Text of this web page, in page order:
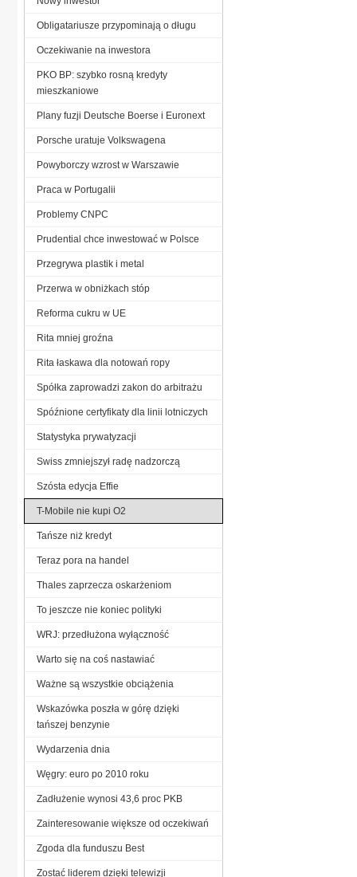
Obligatariusze przypominają o długu
Oczekiwanie na inwestora
PKO BP: szybko rosną kredyty
mieszkaniowe
Plany fuzji Deutsche Boerse i Euronext
Porsche uratuje Volkswagena
Powyborczy wzrost w Warszawie
Praca w Portugalii
Problemy CNPC
Prudential chce inwestować w Polsce
Przegrywa plastik i metal
Przerwa w obniżkach stóp
Reforma cukru w UE
Rita mniej groźna
Rita łaskawa dla notowań ropy
Spółka zaprowadzi zakon do arbitrażu
Spóźnione certyfikaty dla linii lotniczych
Statystyka prywatyzacji
Swiss zmniejszył radę nadzorczą
Szósta edycja Effie
T-Mobile nie kupi O2
Tańsze niż kredyt
Teraz pora na handel
Thales zaprzecza oskarżeniom
To jeszcze nie koniec polityki
WRJ: przedłużona wyłączność
Warto się na coś nastawiać
Ważne są wszystkie obciążenia
Wskazówka poszła w górę dzięki
tańszej benzynie
Wydarzenia dnia
Węgry: euro po 2010 roku
Zadłużenie wynosi 43,6 proc PKB
Zainteresowanie większe od oczekiwań
Zgoda dla funduszu Best
Zostać liderem dzięki telewizji